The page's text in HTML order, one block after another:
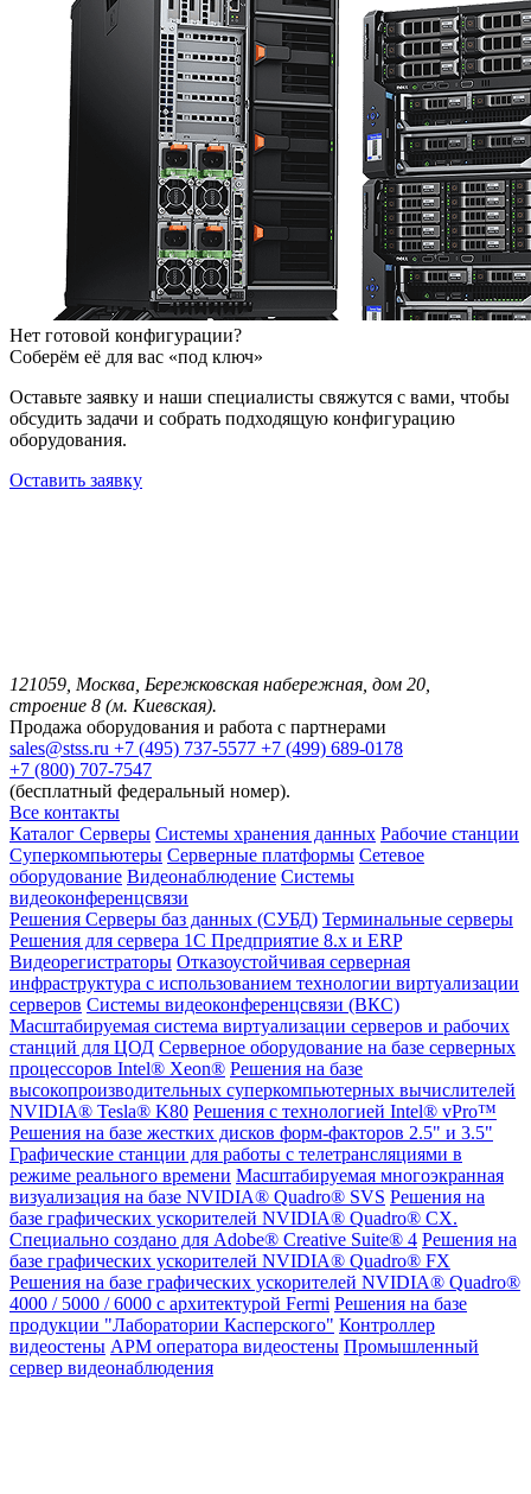
Нет готовой конфигурации?
Соберём её для вас «под ключ»
Оставьте заявку и наши специалисты свяжутся с вами, чтобы
обсудить задачи и собрать подходящую конфигурацию
оборудования.
Оставить заявку
121059, Москва, Бережковская набережная, дом 20,
строение 8 (м. Киевская).
Продажа оборудования и работа с партнерами
sales@stss.ru +7 (495) 737-5577 +7 (499) 689-0178
+7 (800) 707-7547
(бесплатный федеральный номер).
Все контакты
Каталог Серверы Системы хранения данных Рабочие станции
Суперкомпьютеры Серверные платформы Сетевое
оборудование Видеонаблюдение Системы
видеоконференцсвязи
Решения Серверы баз данных (СУБД) Терминальные серверы
Решения для сервера 1С Предприятие 8.x и ERP
Видеорегистраторы Отказоустойчивая серверная
инфраструктура с использованием технологии виртуализации
серверов Системы видеоконференцсвязи (ВКС)
Масштабируемая система виртуализации серверов и рабочих
станций для ЦОД Серверное оборудование на базе серверных
процессоров Intel® Xeon® Решения на базе
высокопроизводительных суперкомпьютерных вычислителей
NVIDIA® Tesla® K80 Решения с технологией Intel® vPro™
Решения на базе жестких дисков форм-факторов 2.5" и 3.5"
Графические станции для работы с телетрансляциями в
режиме реального времени Масштабируемая многоэкранная
визуализация на базе NVIDIA® Quadro® SVS Решения на
базе графических ускорителей NVIDIA® Quadro® CX.
Специально создано для Adobe® Creative Suite® 4 Решения на
базе графических ускорителей NVIDIA® Quadro® FX
Решения на базе графических ускорителей NVIDIA® Quadro®
4000 / 5000 / 6000 с архитектурой Fermi Решения на базе
продукции "Лаборатории Касперского" Контроллер
видеостены АРМ оператора видеостены Промышленный
сервер видеонаблюдения